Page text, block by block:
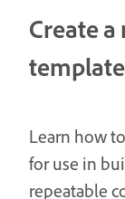
Create
template
Learn how
for use in
repeatable